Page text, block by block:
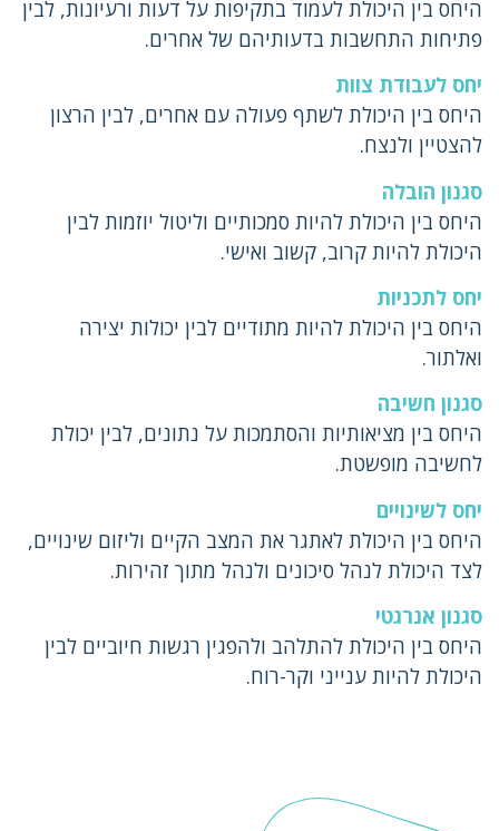
היחס בין היכולת לעמוד בתקיפות על דעות ורעיונות, לבין
פתיחות התחשבות בדעותיהם של אחרים.
יחס לעבודת צוות
היחס בין היכולת לשתף פעולה עם אחרים, לבין הרצון
להצטיין ולנצח.
סגנון הובלה
היחס בין היכולת להיות סמכותיים וליטול יוזמות לבין
היכולת להיות קרוב, קשוב ואישי.
יחס לתכניות
היחס בין היכולת להיות מתודיים לבין יכולות יצירה
ואלתור.
סגנון חשיבה
היחס בין מציאותיות והסתמכות על נתונים, לבין יכולת
לחשיבה מופשטת.
יחס לשינויים
היחס בין היכולת לאתגר את המצב הקיים וליזום שינויים,
לצד היכולת לנהל סיכונים ולנהל מתוך זהירות.
סגנון אנרגטי
היחס בין היכולת להתלהב ולהפגין רגשות חיוביים לבין
היכולת להיות ענייני וקר-רוח.